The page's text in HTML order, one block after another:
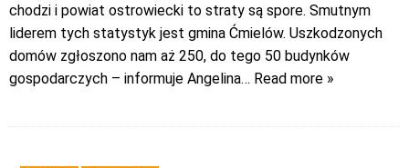
chodzi i powiat ostrowiecki to straty są spore. Smutnym
liderem tych statystyk jest gmina Ćmielów. Uszkodzonych
domów zgłoszono nam aż 250, do tego 50 budynków
gospodarczych – informuje Angelina… Read more »